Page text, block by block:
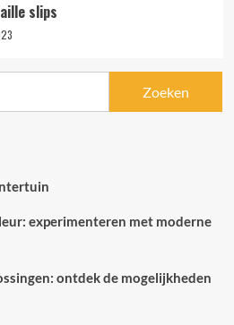
slips
experimenteren met moderne
ontdek de mogelijkheden